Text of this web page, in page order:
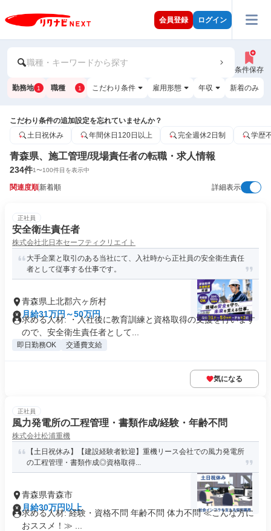
会員登録 ログイン
職種・キーワードから探す
条件保存
勤務地 1 職種 1 こだわり条件 雇用形態 年収 新着のみ
こだわり条件の追加設定を忘れていませんか？
土日祝休み
年間休日120日以上 完全週休2日制 学歴
青森県、施工管理/現場責任者の転職・求人情報
234件1〜100件目を表示中
関連度順新着順 詳細表示
正社員
安全衛生責任者
株式会社北日本セーフティクリエイト
大手企業と取引のある当社にて、入社時から正社員の安全衛生責任
者として従事する仕事です。
青森県上北郡六ヶ所村
月給31万円～50万円
求める人材: ・入社後に教育訓練と資格取得の支援を行います
ので、安全衛生責任者として...
即日勤務OK 交通費支給
気になる
正社員
風力発電所の工程管理・書類作成/経験・年齢不問
株式会社松浦重機
【土日祝休み】【建設経験者歓迎】重機リース会社での風力発電所
の工程管理・書類作成◎資格取得...
青森県青森市
月給30万円以上
求める人材: 経験・資格不問 年齢不問 体力不問 ≪こんな方に
おススメ！≫ ...